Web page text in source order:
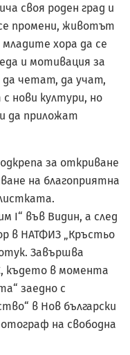
своя роден град и
промени, животът
хора да се
и мотивация за
четат, да учат,
нови култури, но
да приложат
за откриване
на благоприятна
I“ във Видин, а след
в НАТФИЗ „Кръстьо
Завършва
където в момента
заедно с
в Нов български
на свободна